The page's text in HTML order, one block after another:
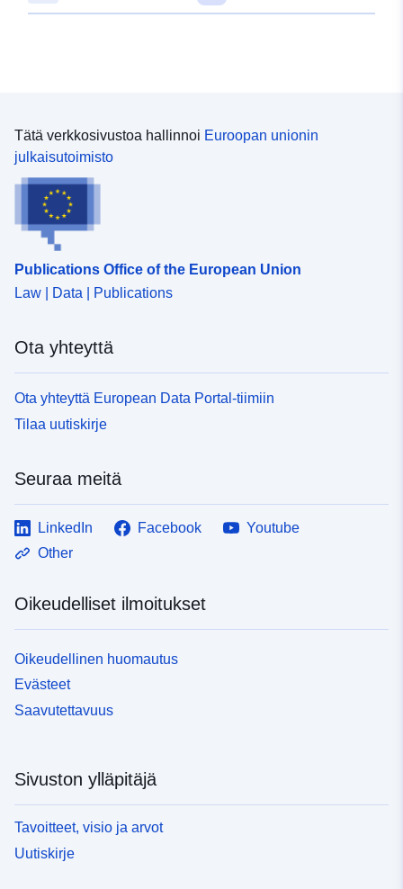
47.7113055 ], [ 10.0061957,
Tätä verkkosivustoa hallinnoi Euroopan unionin
julkaisutoimisto
Publications Office of the European Union
Law | Data | Publications
Ota yhteyttä
Ota yhteyttä European Data Portal-tiimiin
Tilaa uutiskirje
Seuraa meitä
LinkedIn Facebook
Youtube
Other
Oikeudelliset ilmoitukset
Oikeudellinen huomautus
Evästeet
Saavutettavuus
Sivuston ylläpitäjä
Tavoitteet, visio ja arvot
Uutiskirje